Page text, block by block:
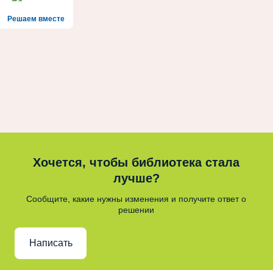
Решаем вместе
Хочется, чтобы библиотека стала
лучше?
Сообщите, какие нужны изменения и получите ответ о
решении
Написать